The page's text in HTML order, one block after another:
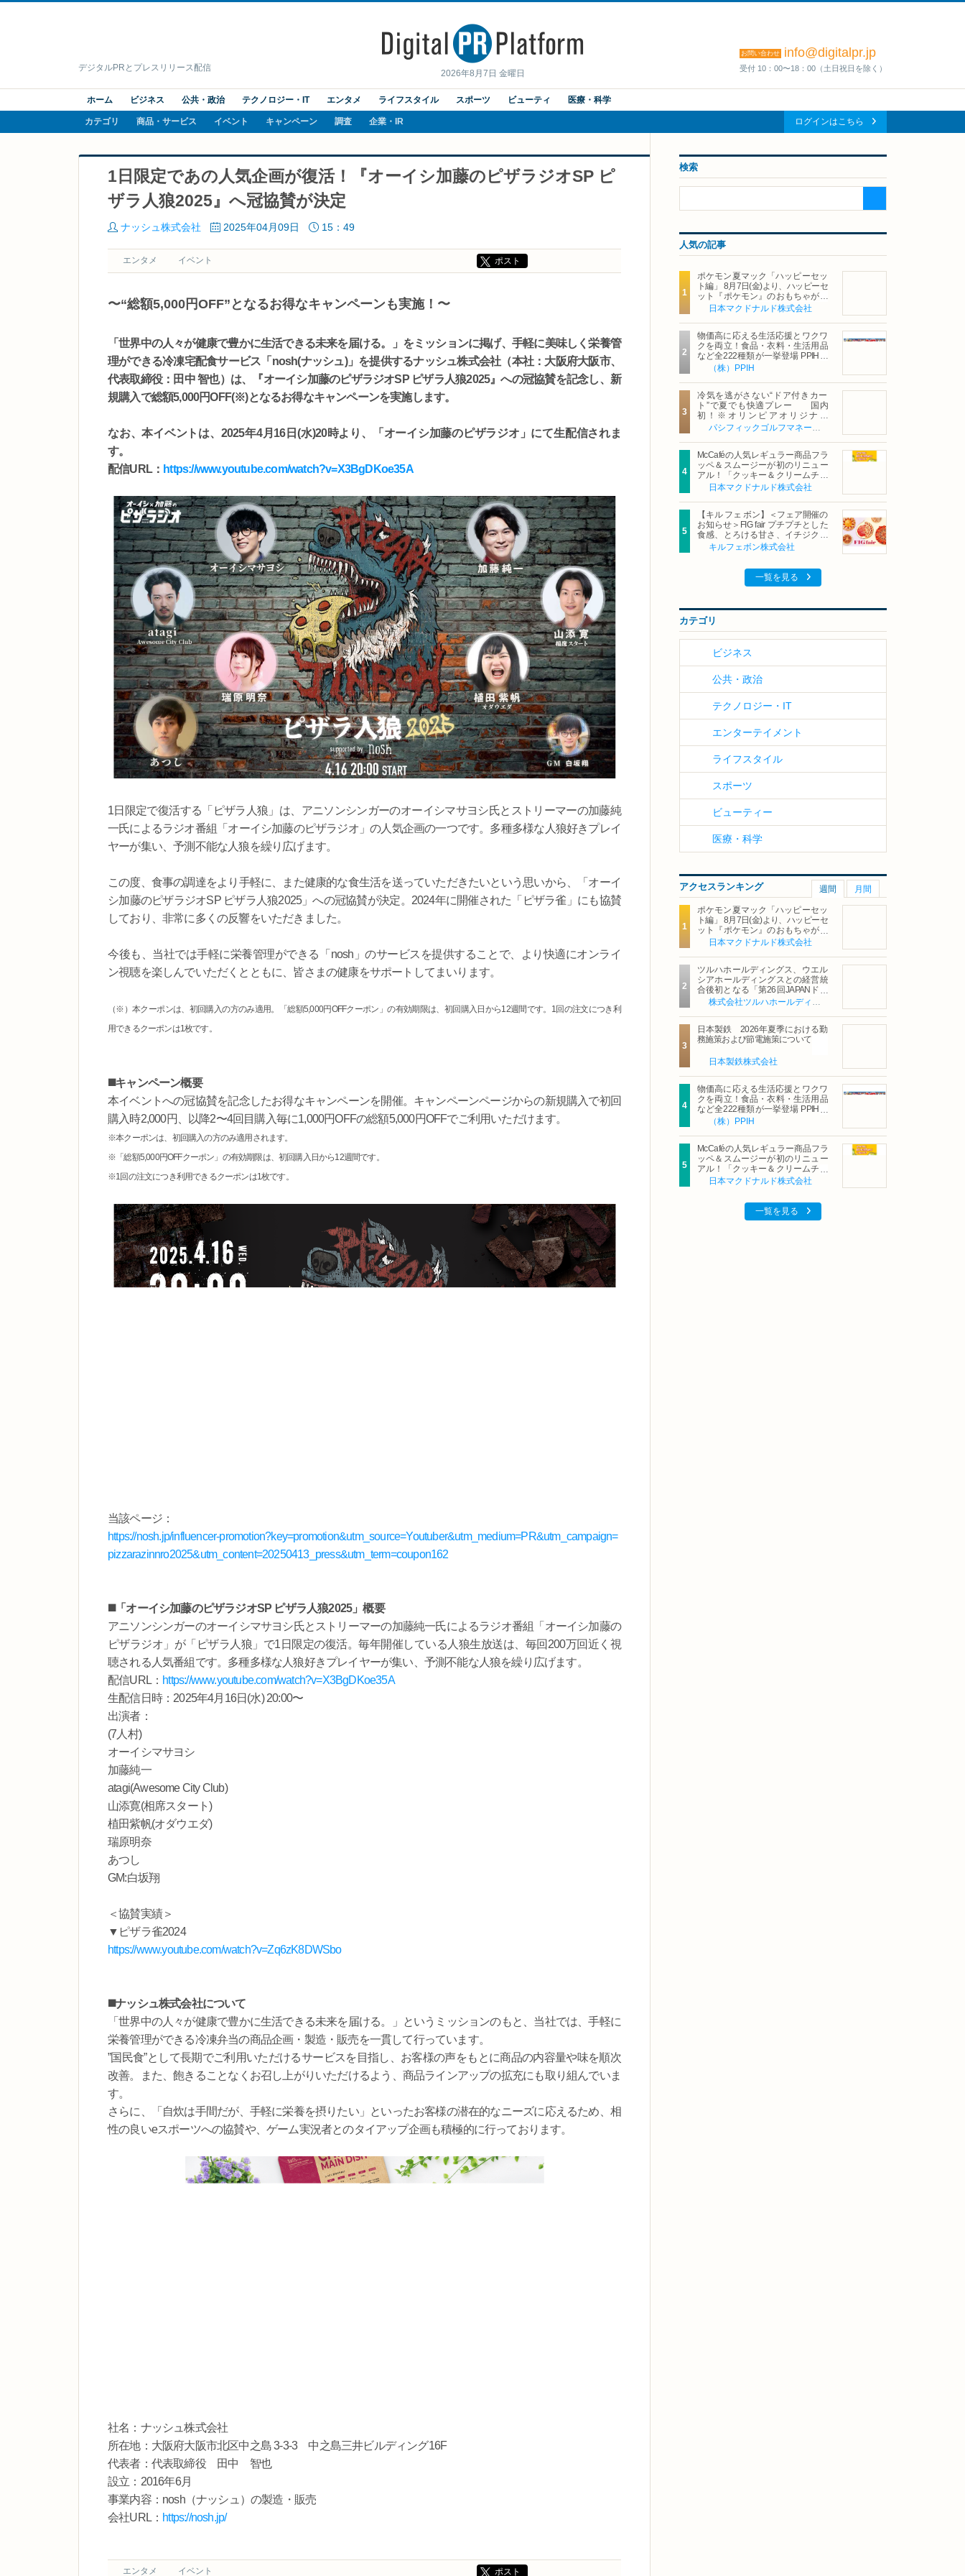
2026年8月7日 金曜日
デジタルPRとプレスリリース配信
お問い合わせ info@digitalpr.jp
受付 10：00〜18：00（土日祝日を除く）
ホーム ビジネス 公共・政治 テクノロジー・IT エンタメ ライフスタイル スポーツ ビューティ 医療・科学
カテゴリ 商品・サービス イベント キャンペーン 調査 企業・IR ログインはこちら
1日限定であの人気企画が復活！『オーイシ加藤のピザラジオSP ピ
ザラ人狼2025』へ冠協賛が決定
ナッシュ株式会社 2025年04月09日 15：49
エンタメ イベント ポスト
〜“総額5,000円OFF”となるお得なキャンペーンも実施！〜
「世界中の人々が健康で豊かに生活できる未来を届ける。」をミッションに掲げ、手軽に美味しく栄養管
理ができる冷凍宅配食サービス「nosh(ナッシュ)」を提供するナッシュ株式会社（本社：大阪府大阪市、
代表取締役：田中 智也）は、『オーイシ加藤のピザラジオSP ピザラ人狼2025』への冠協賛を記念し、新
規購入で総額5,000円OFF(※)となるお得なキャンペーンを実施します。
なお、本イベントは、2025年4月16日(水)20時より、「オーイシ加藤のピザラジオ」にて生配信されま
す。
配信URL： https://www.youtube.com/watch?v=X3BgDKoe35A
1日限定で復活する「ピザラ人狼」は、アニソンシンガーのオーイシマサヨシ氏とストリーマーの加藤純
一氏によるラジオ番組「オーイシ加藤のピザラジオ」の人気企画の一つです。多種多様な人狼好きプレイ
ヤーが集い、予測不能な人狼を繰り広げます。
この度、食事の調達をより手軽に、また健康的な食生活を送っていただきたいという思いから、「オーイ
シ加藤のピザラジオSP ピザラ人狼2025」への冠協賛が決定。2024年に開催された「ピザラ雀」にも協賛
しており、非常に多くの反響をいただきました。
今後も、当社では手軽に栄養管理ができる「nosh」のサービスを提供することで、より快適にオンライ
ン視聴を楽しんでいただくとともに、皆さまの健康をサポートしてまいります。
（※）本クーポンは、初回購入の方のみ適用。「総額5,000円OFFクーポン」の有効期限は、初回購入日から12週間です。1回の注文につき利
用できるクーポンは1枚です。
◼️キャンペーン概要
本イベントへの冠協賛を記念したお得なキャンペーンを開催。キャンペーンページからの新規購入で初回
購入時2,000円、以降2〜4回目購入毎に1,000円OFFの総額5,000円OFFでご利用いただけます。
※本クーポンは、初回購入の方のみ適用されます。
※「総額5,000円OFFクーポン」の有効期限は、初回購入日から12週間です。
※1回の注文につき利用できるクーポンは1枚です。
当該ページ：
https://nosh.jp/influencer-promotion?key=promotion&utm_source=Youtuber&utm_medium=PR&utm_campaign=
pizzarazinnro2025&utm_content=20250413_press&utm_term=coupon162
◼️「オーイシ加藤のピザラジオSP ピザラ人狼2025」概要
アニソンシンガーのオーイシマサヨシ氏とストリーマーの加藤純一氏によるラジオ番組「オーイシ加藤の
ピザラジオ」が「ピザラ人狼」で1日限定の復活。毎年開催している人狼生放送は、毎回200万回近く視
聴される人気番組です。多種多様な人狼好きプレイヤーが集い、予測不能な人狼を繰り広げます。
配信URL： https://www.youtube.com/watch?v=X3BgDKoe35A
生配信日時：2025年4月16日(水) 20:00〜
出演者：
(7人村)
オーイシマサヨシ
加藤純一
atagi(Awesome City Club)
山添寛(相席スタート)
植田紫帆(オダウエダ)
瑞原明奈
あつし
GM:白坂翔
＜協賛実績＞
▼ピザラ雀2024
https://www.youtube.com/watch?v=Zq6zK8DWSbo
◼️ナッシュ株式会社について
「世界中の人々が健康で豊かに生活できる未来を届ける。」というミッションのもと、当社では、手軽に
栄養管理ができる冷凍弁当の商品企画・製造・販売を一貫して行っています。
”国民食”として長期でご利用いただけるサービスを目指し、お客様の声をもとに商品の内容量や味を順次
改善。また、飽きることなくお召し上がりいただけるよう、商品ラインアップの拡充にも取り組んでいま
す。
さらに、「自炊は手間だが、手軽に栄養を摂りたい」といったお客様の潜在的なニーズに応えるため、相
性の良いeスポーツへの協賛や、ゲーム実況者とのタイアップ企画も積極的に行っております。
社名：ナッシュ株式会社
所在地：大阪府大阪市北区中之島 3-3-3 中之島三井ビルディング16F
代表者：代表取締役 田中 智也
設立：2016年6月
事業内容：nosh（ナッシュ）の製造・販売
会社URL： https://nosh.jp/
エンタメ イベント ポスト
検索
人気の記事
ポケモン夏マック「ハッピーセッ
ト編」 8月7日(金)より、ハッピーセ
ット『ポケモン』のおもちゃが期
間限定登場
日本マクドナルド株式会社
物価高に応える生活応援とワクワ
クを両立！食品・衣料・生活用品
など全222種類が一挙登場 PPIHグ
ループ「夏福袋」＆セール 8月6日
(木)より順次スタート
（株）PPIH
冷気を逃がさない“ドア付きカー
ト”で夏でも快適プレー 国内
初！※オリンピアオリジナル
「AirCon Cart（エアコンカー
ト）」導入 | ＰＧＭ
McCaféの人気レギュラー商品フラ
ッペ＆スムージーが初のリニュー
アル！「クッキー＆クリームチョ
コフラッペ」「マンゴースムージ
ー」8月5日（水）から販売開始
日本マクドナルド株式会社
【キル フェ ボン】＜フェア開催の
お知らせ＞FIG fair プチプチとした
食感、とろける甘さ、イチジクの
魅力をたっぷりと。新作を含め、
イチジク尽くしの全4種が登場8月
キルフェボン株式会社
一覧を見る
カテゴリ
ビジネス
公共・政治
テクノロジー・IT
エンターテイメント
ライフスタイル
スポーツ
ビューティー
医療・科学
アクセスランキング 週間 月間
ポケモン夏マック「ハッピーセッ
ト編」 8月7日(金)より、ハッピーセ
ット『ポケモン』のおもちゃが期
間限定登場
日本マクドナルド株式会社
ツルハホールディングス、ウエル
シアホールディングスとの経営統
合後初となる「第26回JAPANドラ
ッグストアショー」に出展
株式会社ツルハホールディングス
日本製鉄 2026年夏季における勤
務施策および節電施策について
日本製鉄株式会社
物価高に応える生活応援とワクワ
クを両立！食品・衣料・生活用品
など全222種類が一挙登場 PPIHグ
ループ「夏福袋」＆セール 8月6日
（株）PPIH
McCaféの人気レギュラー商品フラ
ッペ＆スムージーが初のリニュー
アル！「クッキー＆クリームチョ
コフラッペ」「マンゴースムージ
日本マクドナルド株式会社
一覧を見る